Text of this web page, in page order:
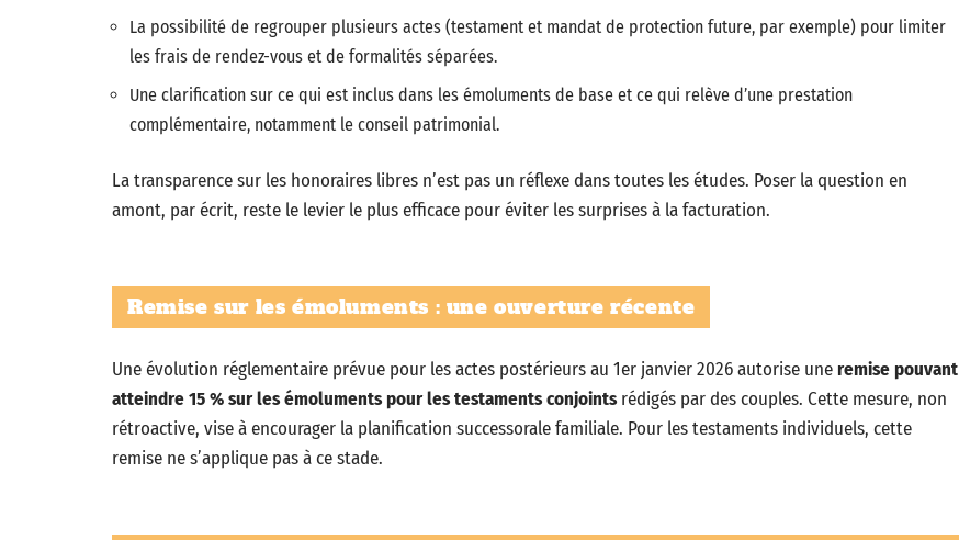
La possibilité de regrouper plusieurs actes (testament et mandat de protection future, par exemple) pour limiter
les frais de rendez-vous et de formalités séparées.
Une clarification sur ce qui est inclus dans les émoluments de base et ce qui relève d’une prestation
complémentaire, notamment le conseil patrimonial.
La transparence sur les honoraires libres n’est pas un réflexe dans toutes les études. Poser la question en
amont, par écrit, reste le levier le plus efficace pour éviter les surprises à la facturation.
Remise sur les émoluments : une ouverture récente
Une évolution réglementaire prévue pour les actes postérieurs au 1er janvier 2026 autorise uneremise pouvant
atteindre 15 % sur les émoluments pour les testaments conjointsrédigés par des couples. Cette mesure, non
rétroactive, vise à encourager la planification successorale familiale. Pour les testaments individuels, cette
remise ne s’applique pas à ce stade.